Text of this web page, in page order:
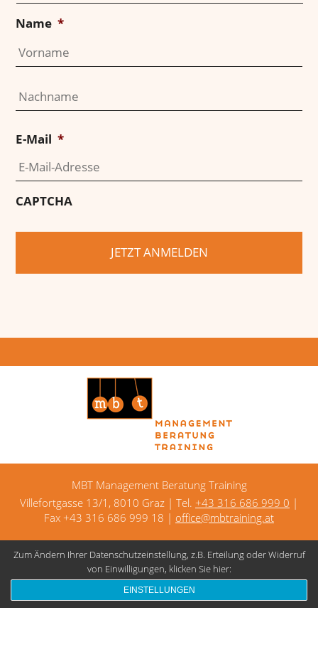
Name *
E-Mail *
CAPTCHA
MBT Management Beratung Training
Villefortgasse 13/1, 8010 Graz | Tel. +43 316 686 999 0 |
Fax +43 316 686 999 18 | office@mbtraining.at
Kontakt Datenschutz Impressum
Zum Ändern Ihrer Datenschutzeinstellung, z.B. Erteilung oder Widerruf
von Einwilligungen, klicken Sie hier:
EINSTELLUNGEN